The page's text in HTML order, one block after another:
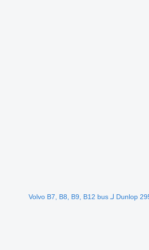
عجلة Dunlop 295/80 R22.5 لـ Volvo B7, B8, B9, B12 bus